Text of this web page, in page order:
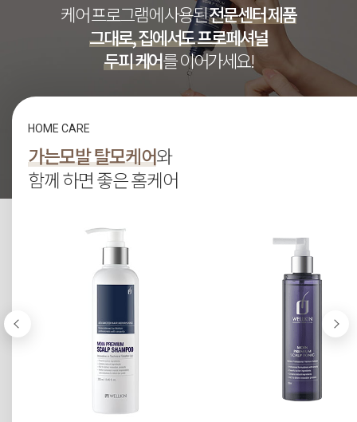
케어 프로그램에 사용된전문센터 제품
그대로, 집에서도 프로페셔널
두피 케어를 이어가세요!
HOME CARE
가는모발 탈모케어와
함께 하면 좋은 홈케어